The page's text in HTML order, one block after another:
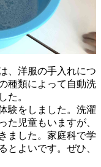
、洋服の手入れにつ
種類によって自動洗
た。
験をしました。洗濯
た児童もいますが、
ました。家庭科で学
とよいです。ぜひ、